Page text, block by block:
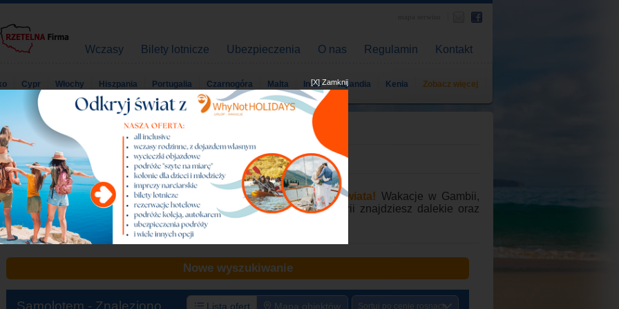
Wczasy Bilety lotnicze Ubezpieczenia O nas Regulamin Kontakt
Cypr Włochy Hiszpania Portugalia Czarnogóra Malta Indie Tajlandia Kenia Zobacz więcej
Egzotycznie
Strona główna Wczasy Egzotycznie
przygodę życia i wybierz się do najdalszych zakątków świata! Wakacje w Gambii,
z Meksyku lub niebiańskie plaże Goa i Phuket. W tej kategorii znajdziesz dalekie oraz
miejsca na wypoczynek.
Nowe wyszukiwanie
Samolotem - Znaleziono Sortuj po cenie rosnąco
Lista ofert Mapa obiektów
[X] Zamknij